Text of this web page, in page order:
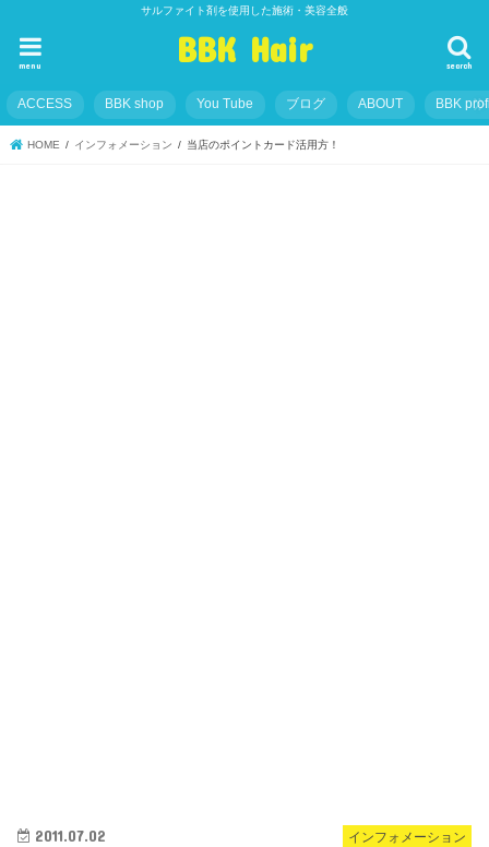
サルファイト剤を使用した施術・美容全般
BBK Hair search
menu
ACCESS BBK shop You Tube ブログ ABOUT BBK
HOME インフォメーション 当店のポイントカード活用方！
インフォメーション
2011.07.02